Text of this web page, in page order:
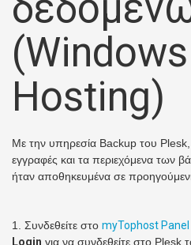
(Windows
Hosting)
Με την υπηρεσία Backup του Plesk,
εγγραφές και τα περιεχόμενα των
ήταν αποθηκευμένα σε
1. Συνδεθείτε στο myTophost Panel
Login για να συνδεθείτε στο